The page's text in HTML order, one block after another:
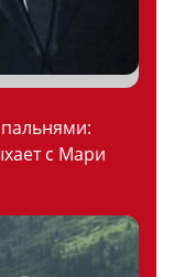
с Мари